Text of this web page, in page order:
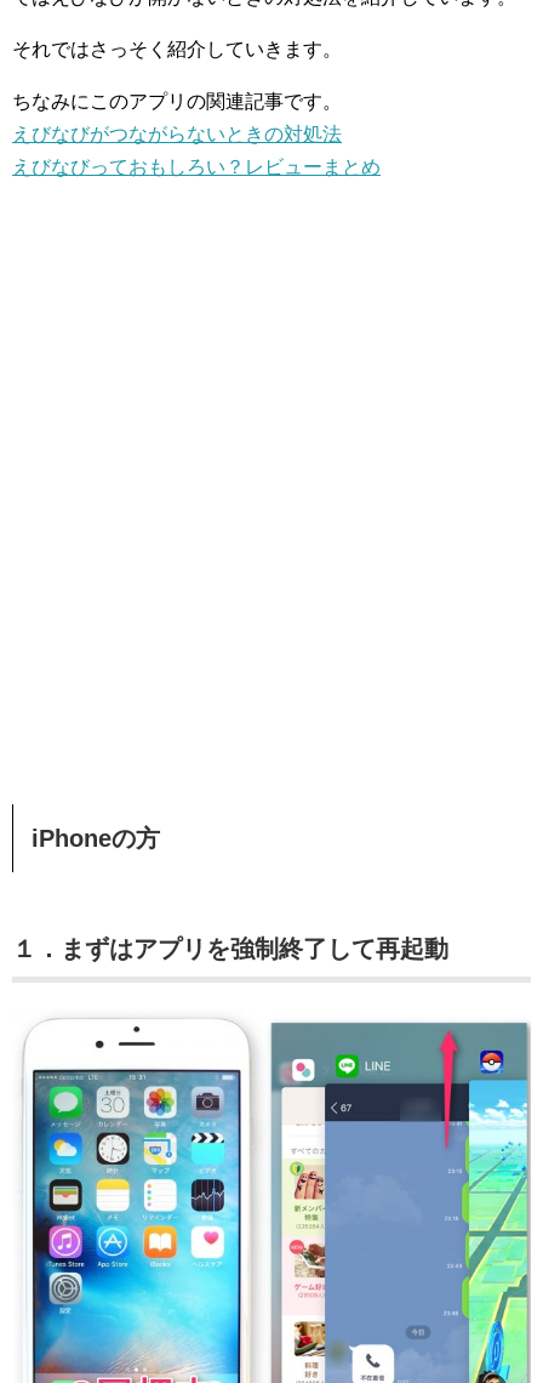
それではさっそく紹介していきます。
ちなみにこのアプリの関連記事です。
えびなびがつながらないときの対処法
えびなびっておもしろい？レビューまとめ
iPhoneの方
１．まずはアプリを強制終了して再起動